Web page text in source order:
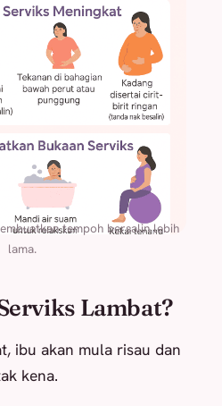
tempoh bersalin lebih
lama.
Lambat?
ibu akan mula risau dan
kena.